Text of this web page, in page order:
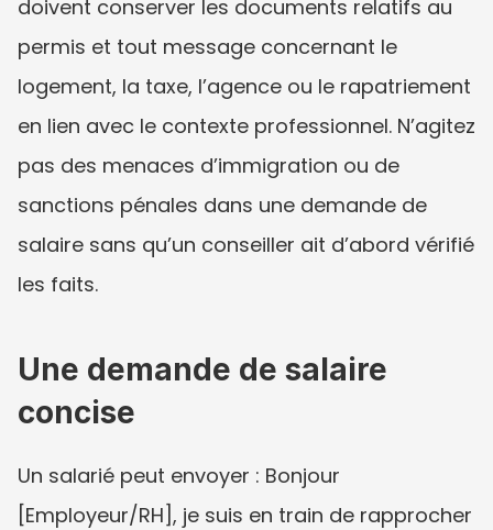
doivent conserver les documents relatifs au
permis et tout message concernant le
logement, la taxe, l’agence ou le rapatriement
en lien avec le contexte professionnel. N’agitez
pas des menaces d’immigration ou de
sanctions pénales dans une demande de
salaire sans qu’un conseiller ait d’abord vérifié
les faits.
Une demande de salaire
concise
Un salarié peut envoyer : Bonjour
[Employeur/RH], je suis en train de rapprocher